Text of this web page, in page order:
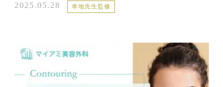
2025.05.28 幸地先生監修